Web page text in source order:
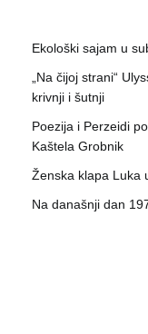
Ekološki sajam u
„Na čijoj strani“
krivnji i šutnji
Poezija i Perzeidi
Kaštela Grobnik
Ženska klapa Luka
Na današnji dan